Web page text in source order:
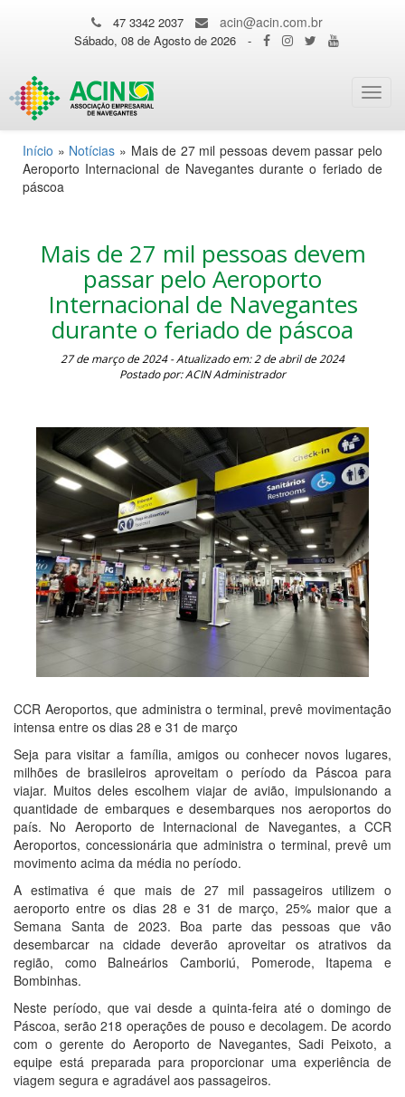
47 3342 2037 acin@acin.com.br
Sábado, 08 de Agosto de 2026 -
Início » Notícias » Mais de 27 mil pessoas devem passar pelo
Aeroporto Internacional de Navegantes durante o feriado de
páscoa
Mais de 27 mil pessoas devem
passar pelo Aeroporto
Internacional de Navegantes
durante o feriado de páscoa
27 de março de 2024 - Atualizado em: 2 de abril de 2024
Postado por: ACIN Administrador
CCR Aeroportos, que administra o terminal, prevê movimentação
intensa entre os dias 28 e 31 de março
Seja para visitar a família, amigos ou conhecer novos lugares,
milhões de brasileiros aproveitam o período da Páscoa para
viajar. Muitos deles escolhem viajar de avião, impulsionando a
quantidade de embarques e desembarques nos aeroportos do
país. No Aeroporto de Internacional de Navegantes, a CCR
Aeroportos, concessionária que administra o terminal, prevê um
movimento acima da média no período.
A estimativa é que mais de 27 mil passageiros utilizem o
aeroporto entre os dias 28 e 31 de março, 25% maior que a
Semana Santa de 2023. Boa parte das pessoas que vão
desembarcar na cidade deverão aproveitar os atrativos da
região, como Balneários Camboriú, Pomerode, Itapema e
Bombinhas.
Neste período, que vai desde a quinta-feira até o domingo de
Páscoa, serão 218 operações de pouso e decolagem. De acordo
com o gerente do Aeroporto de Navegantes, Sadi Peixoto, a
equipe está preparada para proporcionar uma experiência de
viagem segura e agradável aos passageiros.